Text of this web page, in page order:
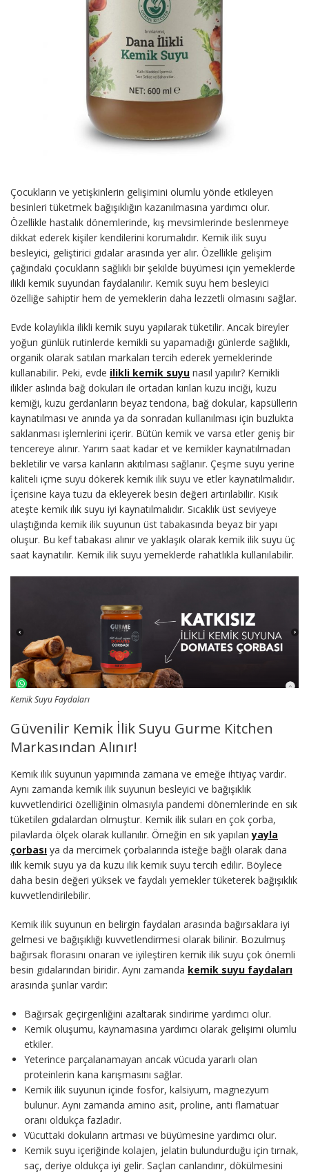
Çocukların ve yetişkinlerin gelişimini olumlu yönde etkileyen
besinleri tüketmek bağışıklığın kazanılmasına yardımcı olur.
Özellikle hastalık dönemlerinde, kış mevsimlerinde beslenmeye
dikkat ederek kişiler kendilerini korumalıdır. Kemik ilik suyu
besleyici, geliştirici gıdalar arasında yer alır. Özellikle gelişim
çağındaki çocukların sağlıklı bir şekilde büyümesi için yemeklerde
ilikli kemik suyundan faydalanılır. Kemik suyu hem besleyici
özelliğe sahiptir hem de yemeklerin daha lezzetli olmasını sağlar.
Evde kolaylıkla ilikli kemik suyu yapılarak tüketilir. Ancak bireyler
yoğun günlük rutinlerde kemikli su yapamadığı günlerde sağlıklı,
organik olarak satılan markaları tercih ederek yemeklerinde
kullanabilir. Peki, evde ilikli kemik suyu nasıl yapılır? Kemikli
ilikler aslında bağ dokuları ile ortadan kırılan kuzu inciği, kuzu
kemiği, kuzu gerdanların beyaz tendona, bağ dokular, kapsüllerin
kaynatılması ve anında ya da sonradan kullanılması için buzlukta
saklanması işlemlerini içerir. Bütün kemik ve varsa etler geniş bir
tencereye alınır. Yarım saat kadar et ve kemikler kaynatılmadan
bekletilir ve varsa kanların akıtılması sağlanır. Çeşme suyu yerine
kaliteli içme suyu dökerek kemik ilik suyu ve etler kaynatılmalıdır.
İçerisine kaya tuzu da ekleyerek besin değeri artırılabilir. Kısık
ateşte kemik ılık suyu iyi kaynatılmalıdır. Sıcaklık üst seviyeye
ulaştığında kemik ilik suyunun üst tabakasında beyaz bir yapı
oluşur. Bu kef tabakası alınır ve yaklaşık olarak kemik ilik suyu üç
saat kaynatılır. Kemik ilik suyu yemeklerde rahatlıkla kullanılabilir.
Kemik Suyu Faydaları
Güvenilir Kemik İlik Suyu Gurme Kitchen
Markasından Alınır!
Kemik ilik suyunun yapımında zamana ve emeğe ihtiyaç vardır.
Aynı zamanda kemik ilik suyunun besleyici ve bağışıklık
kuvvetlendirici özelliğinin olmasıyla pandemi dönemlerinde en sık
tüketilen gıdalardan olmuştur. Kemik ilik suları en çok çorba,
pilavlarda ölçek olarak kullanılır. Örneğin en sık yapılanyayla
çorbası ya da mercimek çorbalarında isteğe bağlı olarak dana
ilik kemik suyu ya da kuzu ilik kemik suyu tercih edilir. Böylece
daha besin değeri yüksek ve faydalı yemekler tüketerek bağışıklık
kuvvetlendirilebilir.
Kemik ilik suyunun en belirgin faydaları arasında bağırsaklara iyi
gelmesi ve bağışıklığı kuvvetlendirmesi olarak bilinir. Bozulmuş
bağırsak florasını onaran ve iyileştiren kemik ilik suyu çok önemli
besin gıdalarından biridir. Aynı zamanda kemik suyu faydaları
arasında şunlar vardır:
Bağırsak geçirgenliğini azaltarak sindirime yardımcı olur.
Kemik oluşumu, kaynamasına yardımcı olarak gelişimi olumlu
etkiler.
Yeterince parçalanamayan ancak vücuda yararlı olan
proteinlerin kana karışmasını sağlar.
Kemik ilik suyunun içinde fosfor, kalsiyum, magnezyum
bulunur. Aynı zamanda amino asit, proline, anti flamatuar
oranı oldukça fazladır.
Vücuttaki dokuların artması ve büyümesine yardımcı olur.
Kemik suyu içeriğinde kolajen, jelatin bulundurduğu için tırnak,
saç, deriye oldukça iyi gelir. Saçları canlandırır, dökülmesini